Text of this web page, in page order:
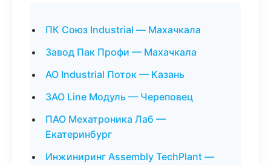
ПК Союз Industrial — Махачкала
Завод Пак Профи — Махачкала
АО Industrial Поток — Казань
ЗАО Line Модуль — Череповец
ПАО Мехатроника Лаб —
Екатеринбург
Инжиниринг Assembly TechPlant —